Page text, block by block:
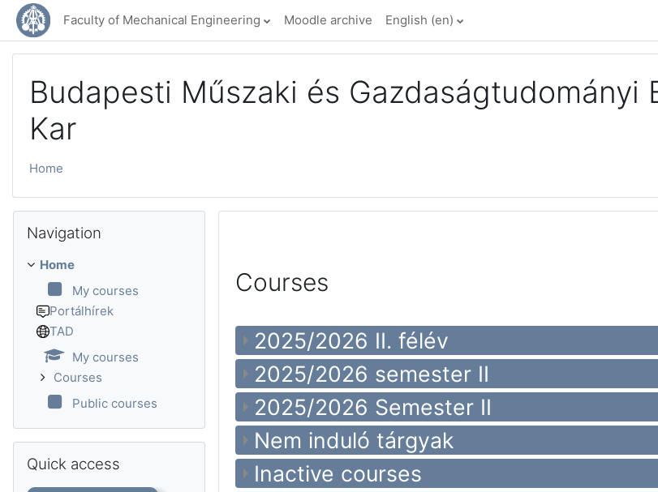
Skip to main content
Faculty of Mechanical Engineering Moodle archive English ‎(en)‎
Budapesti Műszaki és Gazdaságtudományi
Kar
Home
Courses
2025/2026 II. félév
2025/2026 semester II
2025/2026 Semester II
Nem induló tárgyak
Inactive courses
Navigation
Home
My courses
Portálhírek
TAD
My courses
Courses
Public courses
Quick access